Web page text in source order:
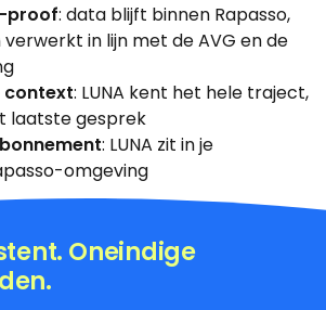
proof: data blijft binnen Rapasso,
in lijn met de AVG en de
context: LUNA kent het hele traject,
laatste gesprek
: LUNA zit in je
omgeving
Oneindige